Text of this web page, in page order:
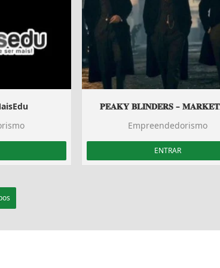
𝐏𝐄𝐀𝐊𝐘 𝐁𝐋𝐈𝐍𝐃𝐄𝐑𝐒 –
Empreendedorismo
ENTRAR